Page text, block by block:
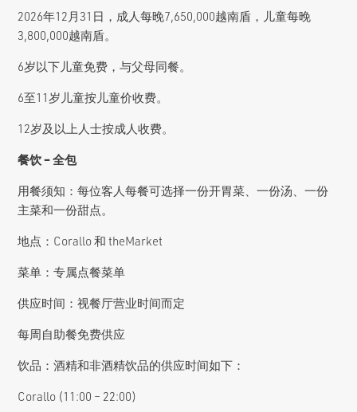
2026年12月31日，成人每晚7,650,000越南盾，儿童每晚
3,800,000越南盾。
6岁以下儿童免费，与父母同餐。
6至11岁儿童按儿童价收费。
12岁及以上人士按成人收费。
餐饮 – 全包
用餐须知：每位客人每餐可选择一份开胃菜、一份汤、一份
主菜和一份甜点。
地点：Corallo 和 theMarket
菜单：专属点餐菜单
供应时间：视餐厅营业时间而定
每周自助餐免费供应
饮品：酒精和非酒精饮品的供应时间如下：
Corallo (11:00 – 22:00)